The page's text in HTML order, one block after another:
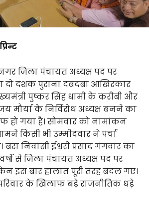
जिला पंचायत अध्यक्ष पद पर
दो दशक पुराना दबदबा आखिरकार
पुष्कर सिंह धामी के करीबी और
मौर्या के निर्विरोध अध्यक्ष बनने का
हो गया है। सोमवार को नामांकन
किसी भी उम्मीदवार ने पर्चा
निवासी ईश्वरी प्रसाद गंगवार का
से जिला पंचायत अध्यक्ष पद पर
इस बार हालात पूरी तरह बदल गए।
के खिलाफ बड़े राजनीतिक धड़े